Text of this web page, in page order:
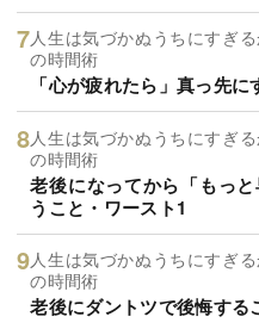
人生は気づかぬうちにすぎ
の時間術
「心が疲れたら」真っ先
人生は気づかぬうちにすぎ
の時間術
老後になってから「もっ
うこと・ワースト1
人生は気づかぬうちにすぎ
の時間術
老後にダントツで後悔する